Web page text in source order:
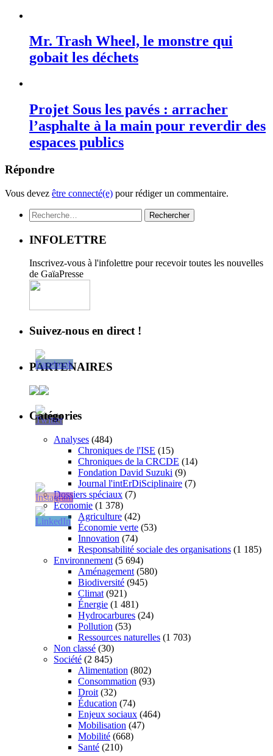
Mr. Trash Wheel, le monstre qui
gobait les déchets
Projet Sous les pavés : arracher
l’asphalte à la main pour reverdir des
espaces publics
Répondre
Vous devez être connecté(e) pour rédiger un commentaire.
Rechercher :
INFOLETTRE
Inscrivez-vous à l'infolettre pour recevoir toutes les nouvelles
de GaïaPresse
Suivez-nous en direct !
PARTENAIRES
Catégories
Analyses (484)
Chroniques de l'ISE (15)
Chroniques de la CRCDE (14)
Fondation David Suzuki (9)
Journal l'intErDiSciplinaire (7)
Dossiers spéciaux (7)
Économie (1 378)
Agriculture (42)
Économie verte (53)
Innovation (74)
Responsabilité sociale des organisations (1 185)
Environnement (5 694)
Aménagement (580)
Biodiversité (945)
Climat (921)
Énergie (1 481)
Hydrocarbures (24)
Pollution (53)
Ressources naturelles (1 703)
Non classé (30)
Société (2 845)
Alimentation (802)
Consommation (93)
Droit (32)
Éducation (74)
Enjeux sociaux (464)
Mobilisation (47)
Mobilité (668)
Santé (210)